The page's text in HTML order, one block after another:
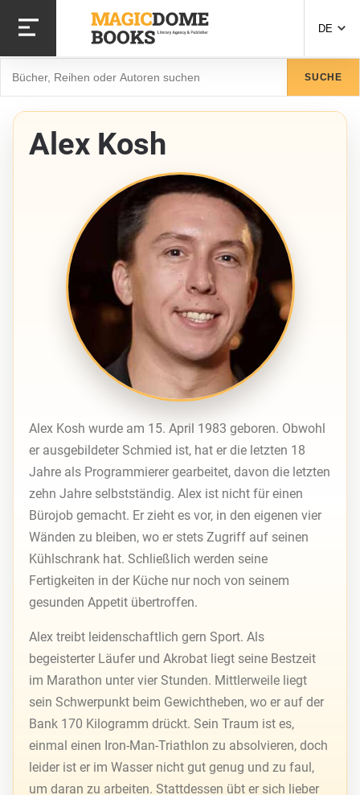
zum
Inhalt
DE
SUCHE
Alex Kosh
Alex Kosh wurde am 15. April 1983 geboren. Obwohl
er ausgebildeter Schmied ist, hat er die letzten 18
Jahre als Programmierer gearbeitet, davon die letzten
zehn Jahre selbstständig. Alex ist nicht für einen
Bürojob gemacht. Er zieht es vor, in den eigenen vier
Wänden zu bleiben, wo er stets Zugriff auf seinen
Kühlschrank hat. Schließlich werden seine
Fertigkeiten in der Küche nur noch von seinem
gesunden Appetit übertroffen.
Alex treibt leidenschaftlich gern Sport. Als
begeisterter Läufer und Akrobat liegt seine Bestzeit
im Marathon unter vier Stunden. Mittlerweile liegt
sein Schwerpunkt beim Gewichtheben, wo er auf der
Bank 170 Kilogramm drückt. Sein Traum ist es,
einmal einen Iron-Man-Triathlon zu absolvieren, doch
leider ist er im Wasser nicht gut genug und zu faul,
um daran zu arbeiten. Stattdessen übt er sich lieber